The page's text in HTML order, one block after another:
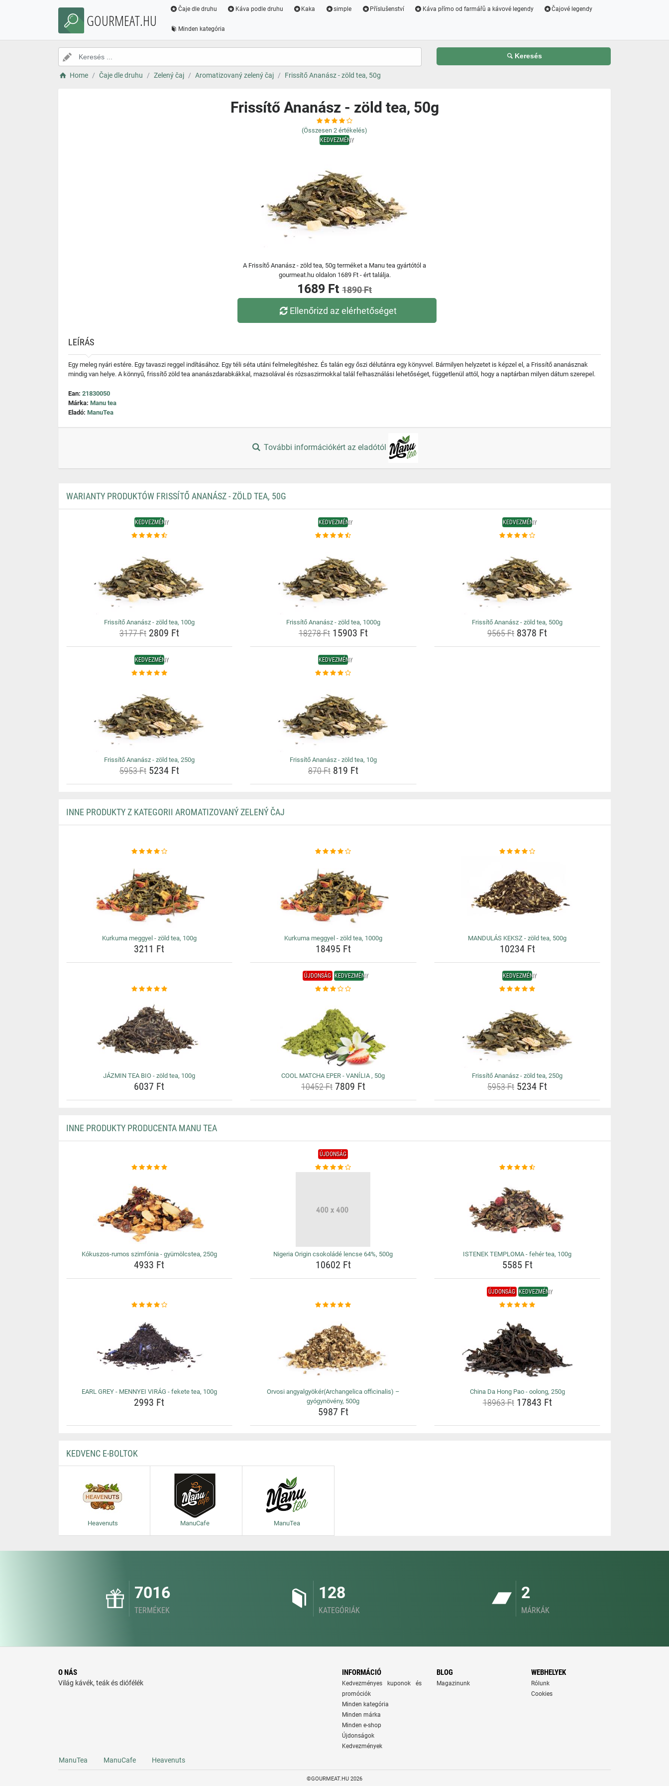
GOURMEAT.HU
Čaje dle druhu Káva podle druhu Kaka simple Příslušenství Káva přímo od farmářů a kávové legendy Čajové legendy
Minden kategória
Keresés
Home Čaje dle druhu Zelený čaj Aromatizovaný zelený čaj Frissítő Ananász - zöld tea, 50g
Frissítő Ananász - zöld tea, 50g
(Összesen 2 értékelés)
KEDVEZMÉNY
A Frissítő Ananász - zöld tea, 50g terméket a Manu tea gyártótól a
gourmeat.hu oldalon 1689 Ft - ért találja.
1689 Ft 1890 Ft
Ellenőrizd az elérhetőséget
LEÍRÁS
Egy meleg nyári estére. Egy tavaszi reggel indításához. Egy téli séta utáni felmelegítéshez. És talán egy őszi délutánra egy könyvvel. Bármilyen helyzetet is képzel el, a Frissítő ananásznak
mindig van helye. A könnyű, frissítő zöld tea ananászdarabkákkal, mazsolával és rózsaszirmokkal talál felhasználási lehetőséget, függetlenül attól, hogy a naptárban milyen dátum szerepel.
Ean: 21830050
Márka: Manu tea
Eladó: ManuTea
További információkért az eladótól
WARIANTY PRODUKTÓW FRISSÍTŐ ANANÁSZ - ZÖLD TEA, 50G
KEDVEZMÉNY
Frissítő Ananász - zöld tea, 100g
3177 Ft2809 Ft
KEDVEZMÉNY
Frissítő Ananász - zöld tea, 1000g
18278 Ft15903 Ft
KEDVEZMÉNY
Frissítő Ananász - zöld tea, 500g
9565 Ft 8378 Ft
KEDVEZMÉNY
Frissítő Ananász - zöld tea, 250g
5953 Ft5234 Ft
KEDVEZMÉNY
Frissítő Ananász - zöld tea, 10g
870 Ft819 Ft
INNE PRODUKTY Z KATEGORII AROMATIZOVANÝ ZELENÝ ČAJ
Kurkuma meggyel - zöld tea, 100g
3211 Ft
Kurkuma meggyel - zöld tea, 1000g
18495 Ft
MANDULÁS KEKSZ - zöld tea, 500g
10234 Ft
JÁZMIN TEA BIO - zöld tea, 100g
6037 Ft
ÚJDONSÁG KEDVEZMÉNY
COOL MATCHA EPER - VANÍLIA , 50g
10452 Ft7809 Ft
KEDVEZMÉNY
Frissítő Ananász - zöld tea, 250g
5953 Ft 5234 Ft
INNE PRODUKTY PRODUCENTA MANU TEA
Kókuszos-rumos szimfónia - gyümölcstea, 250g
4933 Ft
ÚJDONSÁG
Nigeria Origin csokoládé lencse 64%, 500g
10602 Ft
ISTENEK TEMPLOMA - fehér tea, 100g
5585 Ft
EARL GREY - MENNYEI VIRÁG - fekete tea, 100g
2993 Ft
Orvosi angyalgyökér(Archangelica officinalis) –
gyógynövény, 500g
5987 Ft
ÚJDONSÁG KEDVEZMÉNY
China Da Hong Pao - oolong, 250g
18963 Ft17843 Ft
KEDVENC E-BOLTOK
Heavenuts ManuCafe ManuTea
7016
TERMÉKEK
128
KATEGÓRIÁK
2
MÁRKÁK
O NÁS
Világ kávék, teák és diófélék
INFORMÁCIÓ
Kedvezményes kuponok és
promóciók
Minden kategória
Minden márka
Minden e-shop
Újdonságok
Kedvezmények
BLOG
Magazinunk
WEBHELYEK
Rólunk
Cookies
ManuTea ManuCafe Heavenuts
©GOURMEAT.HU 2026